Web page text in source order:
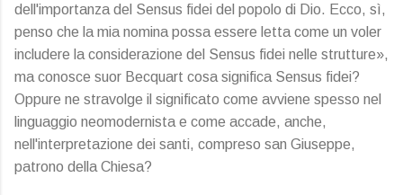
dell'importanza del Sensus fidei del popolo di Dio. Ecco, sì,
penso che la mia nomina possa essere letta come un voler
includere la considerazione del Sensus fidei nelle strutture»,
ma conosce suor Becquart cosa significa Sensus fidei?
Oppure ne stravolge il significato come avviene spesso nel
linguaggio neomodernista e come accade, anche,
nell'interpretazione dei santi, compreso san Giuseppe,
patrono della Chiesa?